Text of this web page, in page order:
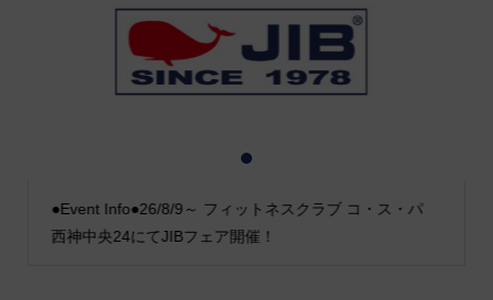
●Event Info●26/8/9～ フィットネスクラブ コ・ス・パ
西神中央24にてJIBフェア開催！
2